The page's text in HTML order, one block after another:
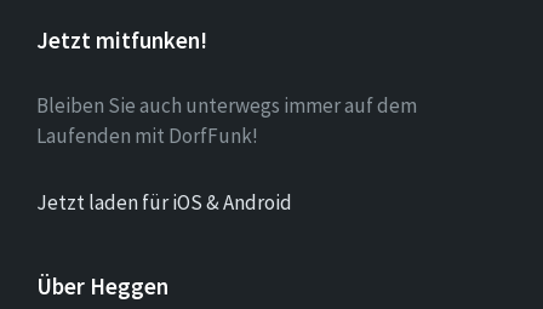
Jetzt mitfunken!
Bleiben Sie auch unterwegs immer auf dem
Laufenden mit DorfFunk!
Jetzt laden für iOS & Android
Über Heggen